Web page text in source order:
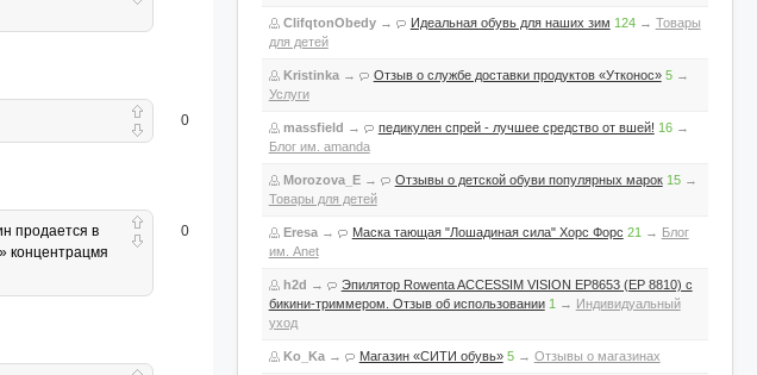
0
продается в
концентрацмя
0
ClifqtonObedy→ Идеальная обувь для наших зим 124→ Товары
для детей
Kristinka→ Отзыв о службе доставки продуктов «Утконос» 5→
Услуги
massfield → педикулен спрей - лучшее средство от вшей! 16→
Блог им. amanda
Morozova_E→ Отзывы о детской обуви популярных марок 15→
Товары для детей
Eresa→ Маска тающая "Лошадиная сила" Хорс Форс 21 → Блог
им. Anet
h2d →
Эпилятор Rowenta ACCESSIM VISION EP8653 (EP 8810) с
бикини-триммером. Отзыв об использовании 1 → Индивидуальный
уход
Ko_Ka→ Магазин «СИТИ обувь» 5→ Отзывы о магазинах